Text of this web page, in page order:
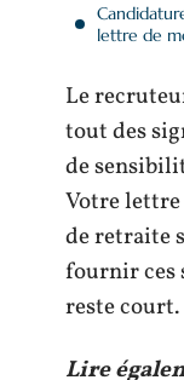
lettre de
Le
tout des
de
Votre
de retraite
fournir ces
reste court.
Lire